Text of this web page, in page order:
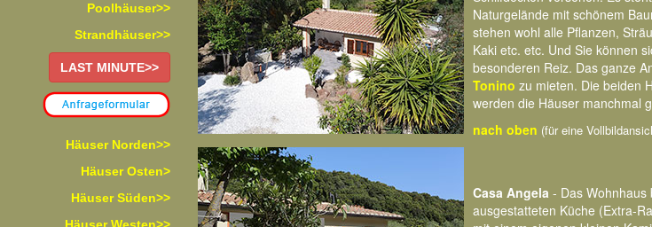
Poolhäuser>>
Strandhäuser>>
LAST MINUTE>>
Häuser Norden>>
Häuser Osten>
Häuser Süden>>
Naturgelände mit schönem
stehen wohl alle Pflanzen,
Kaki etc. etc. Und Sie können
besonderen Reiz. Das ganze
Tonino zu mieten. Die beiden
werden die Häuser manchmal
nach oben (für eine
Casa Angela - Das Wohnhaus
ausgestatteten Küche (Extra-